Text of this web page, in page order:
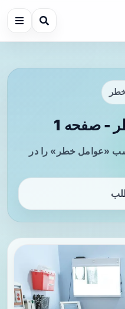
- صفحه 1
«عوامل خطر» را در